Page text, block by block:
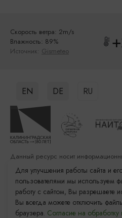
Скорость ветра: 2m/s
Влажность: 89%
Источник: Gismeteo
EN DE RU
© 2011–2026 «Туристский
Данный ресурс носит
несет ответственности за качество
сторонними организациями
Разработка сайта: «Решение»
Продвижение сайта: Remarka
Для улучшения работы сайта и
пользователями мы используем
работу с сайтом, Вы разрешаете
Вы всегда можете отключить
браузера. Согласие на